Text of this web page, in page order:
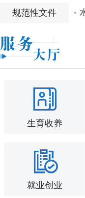
规范性文件
生育收养
就业创业